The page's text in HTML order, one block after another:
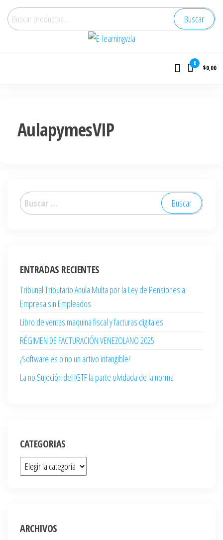
Buscar
0
$0,00
AulapymesVIP
ENTRADAS RECIENTES
Tribunal Tributario Anula Multa por la Ley de Pensiones a
Empresa sin Empleados
Libro de ventas maquina fiscal y facturas digitales
RÉGIMEN DE FACTURACIÓN VENEZOLANO 2025
¿Software es o no un activo intangible?
La no Sujeción del IGTF la parte olvidada de la norma
CATEGORIAS
ARCHIVOS